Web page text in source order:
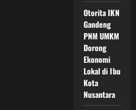
Otorita IKN
Gandeng
PNM UMKM
Dorong
Ekonomi
Lokal di Ibu
Kota
Nusantara